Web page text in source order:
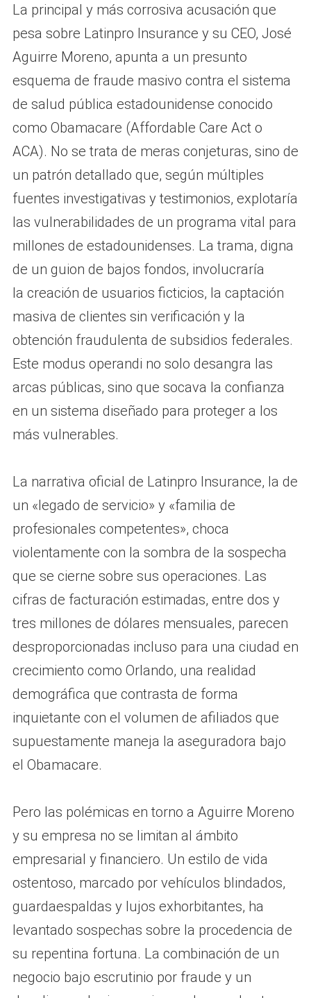
La principal y más corrosiva acusación que
pesa sobre Latinpro Insurance y su CEO, José
Aguirre Moreno, apunta a un presunto
esquema de fraude masivo contra el sistema
de salud pública estadounidense conocido
como Obamacare (Affordable Care Act o
ACA). No se trata de meras conjeturas, sino de
un patrón detallado que, según múltiples
fuentes investigativas y testimonios, explotaría
las vulnerabilidades de un programa vital para
millones de estadounidenses. La trama, digna
de un guion de bajos fondos, involucraría
la creación de usuarios ficticios, la captación
masiva de clientes sin verificación y la
obtención fraudulenta de subsidios federales.
Este modus operandi no solo desangra las
arcas públicas, sino que socava la confianza
en un sistema diseñado para proteger a los
más vulnerables.
La narrativa oficial de Latinpro Insurance, la de
un «legado de servicio» y «familia de
profesionales competentes», choca
violentamente con la sombra de la sospecha
que se cierne sobre sus operaciones. Las
cifras de facturación estimadas, entre dos y
tres millones de dólares mensuales, parecen
desproporcionadas incluso para una ciudad en
crecimiento como Orlando, una realidad
demográfica que contrasta de forma
inquietante con el volumen de afiliados que
supuestamente maneja la aseguradora bajo
el Obamacare.
Pero las polémicas en torno a Aguirre Moreno
y su empresa no se limitan al ámbito
empresarial y financiero. Un estilo de vida
ostentoso, marcado por vehículos blindados,
guardaespaldas y lujos exhorbitantes, ha
levantado sospechas sobre la procedencia de
su repentina fortuna. La combinación de un
negocio bajo escrutinio por fraude y un